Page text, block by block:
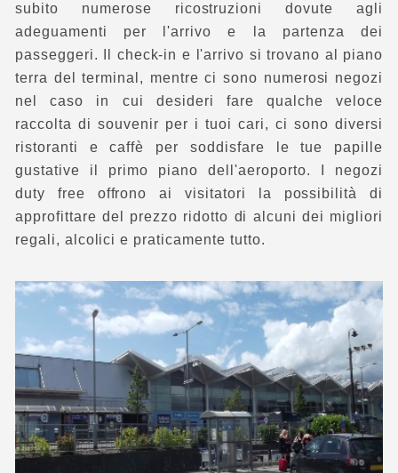
subito numerose ricostruzioni dovute agli
adeguamenti per l'arrivo e la partenza dei
passeggeri. Il check-in e l'arrivo si trovano al piano
terra del terminal, mentre ci sono numerosi negozi
nel caso in cui desideri fare qualche veloce
raccolta di souvenir per i tuoi cari, ci sono diversi
ristoranti e caffè per soddisfare le tue papille
gustative il primo piano dell'aeroporto. I negozi
duty free offrono ai visitatori la possibilità di
approfittare del prezzo ridotto di alcuni dei migliori
regali, alcolici e praticamente tutto.